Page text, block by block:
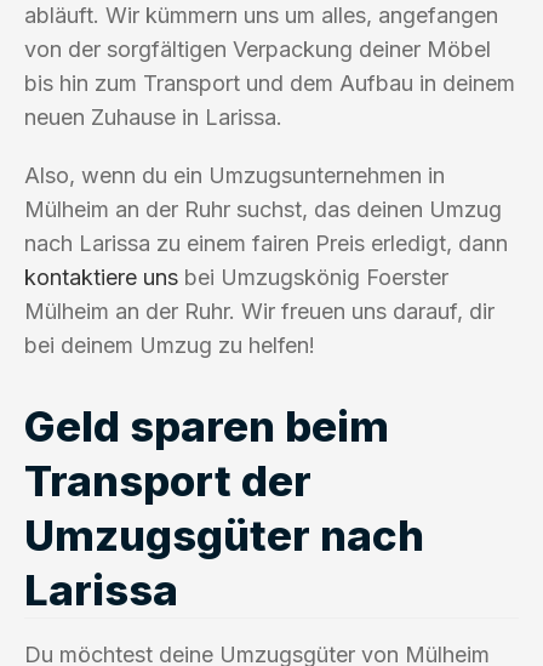
abläuft. Wir kümmern uns um alles, angefangen
von der sorgfältigen Verpackung deiner Möbel
bis hin zum Transport und dem Aufbau in deinem
neuen Zuhause in Larissa.
Also, wenn du ein Umzugsunternehmen in
Mülheim an der Ruhr suchst, das deinen Umzug
nach Larissa zu einem fairen Preis erledigt, dann
kontaktiere uns bei Umzugskönig Foerster
Mülheim an der Ruhr. Wir freuen uns darauf, dir
bei deinem Umzug zu helfen!
Geld sparen beim
Transport der
Umzugsgüter nach
Larissa
Du möchtest deine Umzugsgüter von Mülheim